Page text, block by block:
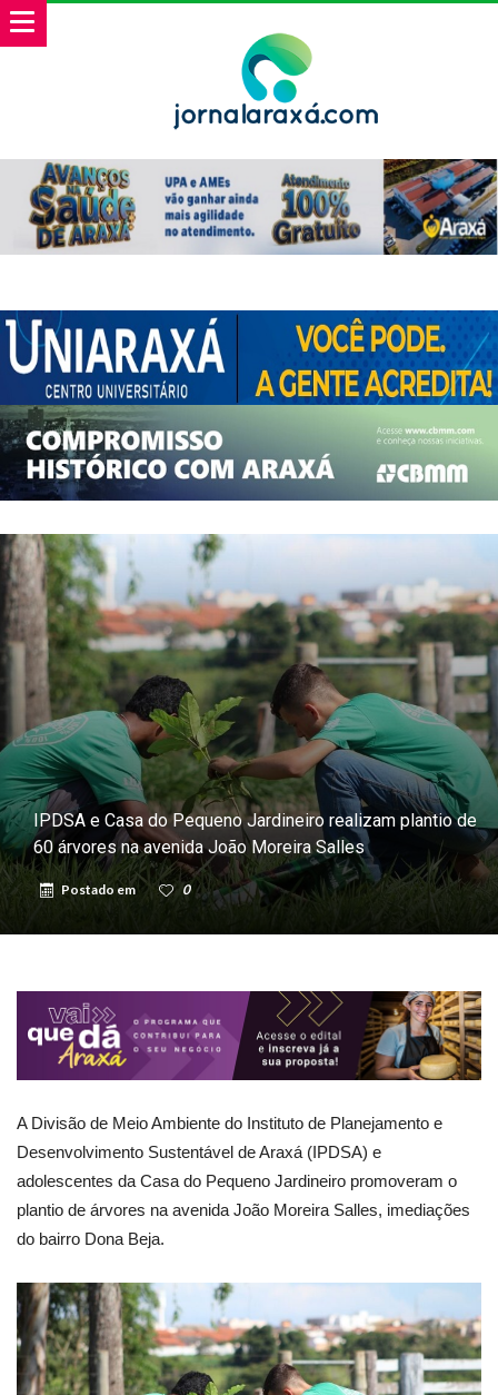
IPDSA e Casa do Pequeno Jardineiro realizam plantio de
60 árvores na avenida João Moreira Salles
Postado em 0
A Divisão de Meio Ambiente do Instituto de Planejamento e
Desenvolvimento Sustentável de Araxá (IPDSA) e
adolescentes da Casa do Pequeno Jardineiro promoveram o
plantio de árvores na avenida João Moreira Salles, imediações
do bairro Dona Beja.